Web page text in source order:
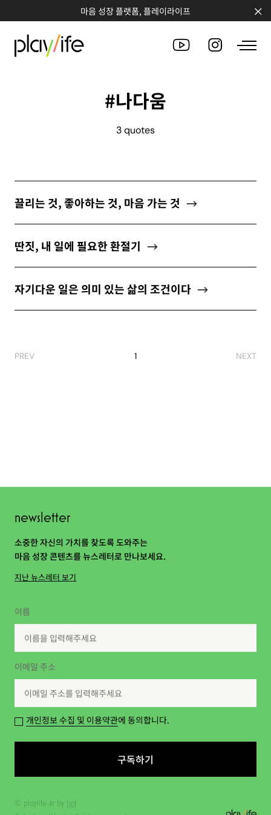
마음 성장 플랫폼, 플레이라이프
PEOPLE
QUOTE
COUNSELING
ABOUT
newsletter
구독하기
#나다움
3 quotes
끌리는 것, 좋아하는 것, 마음 가는 것
딴짓, 내 일에 필요한 환절기
자기다운 일은 의미 있는 삶의 조건이다
PREV 1 NEXT
newsletter
소중한 자신의 가치를 찾도록 도와주는
마음 성장 콘텐츠를 뉴스레터로 만나보세요.
지난 뉴스레터 보기
이름
이메일 주소
개인정보 수집 및 이용약관에 동의합니다.
구독하기
© playlife.kr by lipf